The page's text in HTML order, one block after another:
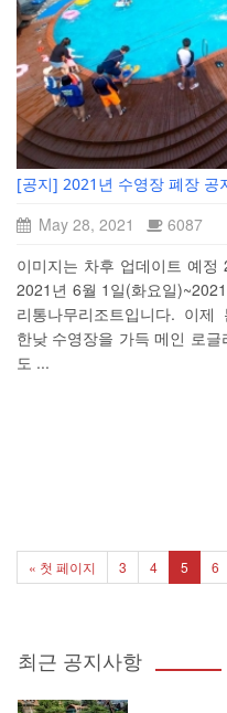
[공지] 2021년 수영장 폐장 공
May 28, 2021
6087
이미지는 차후 업데이트 예
2021년 6월 1일(화요일
리통나무리조트입니다. 이제
한낮 수영장을 가득 메인 로
도 ...
« 첫 페이지 3 4 5 6
최근 공지사항